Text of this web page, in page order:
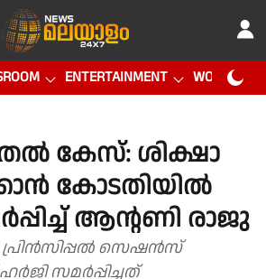
ENTERTAINMENT WORLD CUP
കേസ്: ശിക്ഷാ
കോടതിയിൽ
ആന്റണി രാജു
സെഷൻസ്
സമർപ്പിച്ചത്